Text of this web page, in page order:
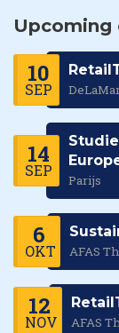
Upcoming
10
SEP
14
SEP
Parijs
6
OKT AFAS
12
NOV AFAS